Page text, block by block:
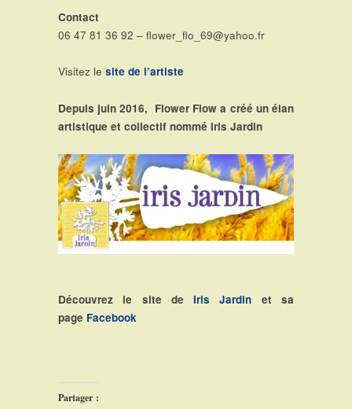
Contact
06 47 81 36 92 – flower_flo_69@yahoo.fr
Visitez le site de l’artiste
Depuis juin 2016, Flower Flow a créé un élan
artistique et collectif nommé Iris Jardin
Découvrez le site deIris Jardin et sa
page Facebook
Partager :